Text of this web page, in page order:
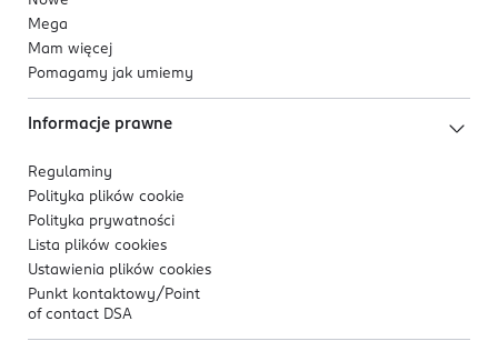
Mega
Mam więcej
Pomagamy jak umiemy
Informacje prawne
Regulaminy
Polityka plików cookie
Polityka prywatności
Lista plików cookies
Ustawienia plików cookies
Punkt kontaktowy/ Point
of contact DSA